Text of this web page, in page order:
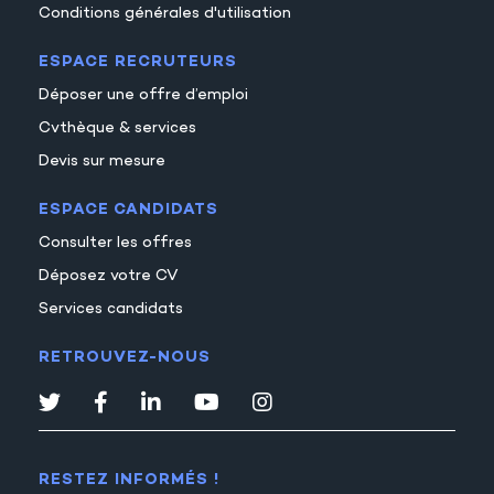
Conditions générales d'utilisation
ESPACE RECRUTEURS
Déposer une offre d’emploi
Cvthèque & services
Devis sur mesure
ESPACE CANDIDATS
Consulter les offres
Déposez votre CV
Services candidats
RETROUVEZ-NOUS
RESTEZ INFORMÉS !